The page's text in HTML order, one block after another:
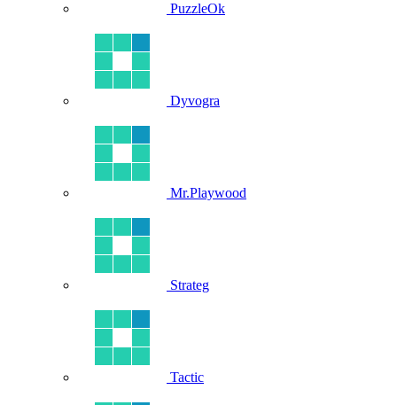
PuzzleOk
Dyvogra
Mr.Playwood
Strateg
Tactic